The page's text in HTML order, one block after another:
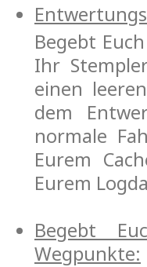
Begebt
Ihr
einen
dem
normale
Eurem
Eurem
Begebt
Wegpunkte: